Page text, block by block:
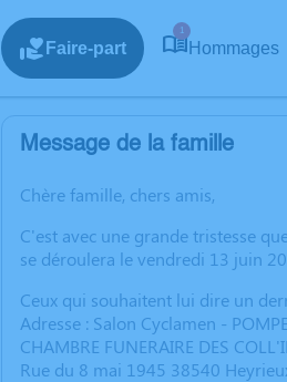
Faire-part
1
Hommages
Message de la famille
Chère famille, chers amis,
C'est avec une grande tristesse
se déroulera le vendredi 13 juin
Ceux qui souhaitent lui dire un
Adresse : Salon Cyclamen -
CHAMBRE FUNERAIRE DES
Rue du 8 mai 1945 38540